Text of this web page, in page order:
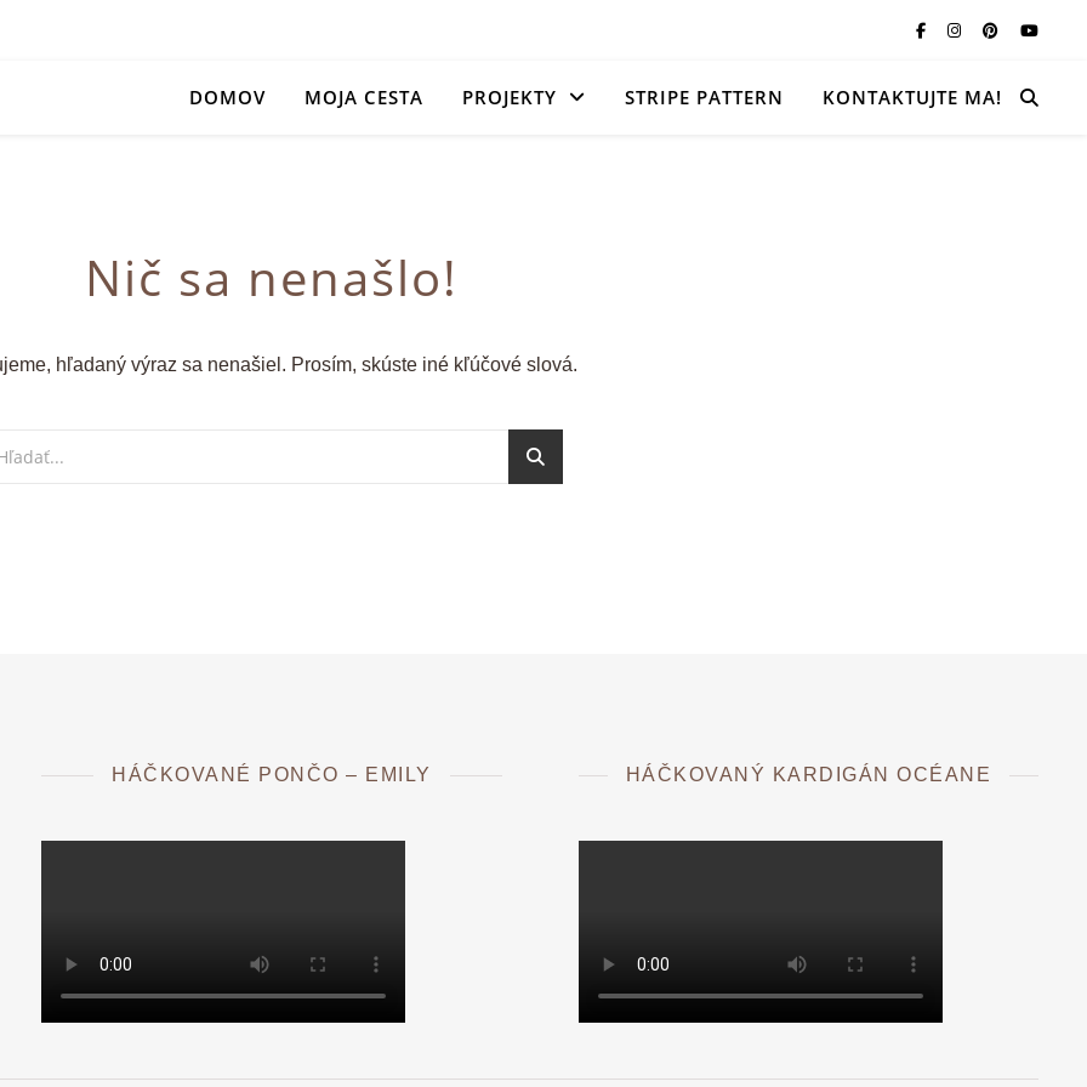
DOMOV MOJA CESTA PROJEKTY STRIPE PATTERN KONTAKTUJTE MA!
Nič sa nenašlo!
hľadaný výraz sa nenašiel. Prosím, skúste iné kľúčové slová.
HÁČKOVANÉ PONČO – EMILY HÁČKOVANÝ KARDIGÁN OCÉANE